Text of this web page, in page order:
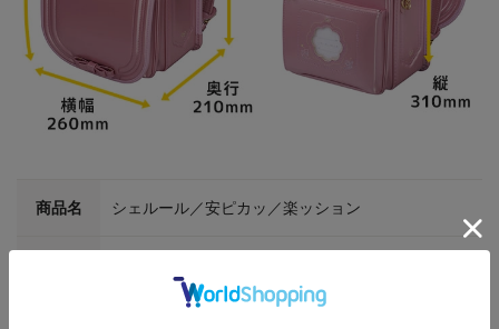
商品名 シェルール／安ピカッ／楽ッション
内寸：A4フラットファイル収納サイズ